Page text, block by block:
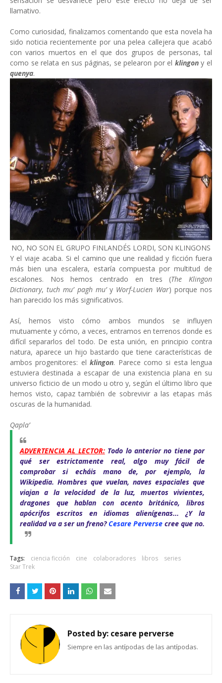
llamativo.
Como curiosidad, finalizamos comentando que esta novela ha
sido noticia recientemente por una pelea callejera que acabó
con varios muertos en el que dos grupos de personas, tal
como se relata en sus páginas, se pelearon por el klingon y el
quenya.
NO, NO SON EL GRUPO FINLANDÉS LORDI, SON KLINGONS
Y el viaje acaba. Si el camino que une realidad y ficción fuera
más bien una escalera, estaría compuesta por multitud de
escalones. Nos hemos centrado en tres (The Klingon
Dictionary,tuch mu’ pagh mu’y Worf-Lucien War) porque nos
han parecido los más significativos.
Así, hemos visto cómo ambos mundos se influyen
mutuamente y cómo, a veces, entramos en terrenos donde es
difícil separarlos del todo. De esta unión, en principio contra
natura, aparece un hijo bastardo que tiene características de
ambos progenitores: elklingon. Parece como si esta lengua
estuviera destinada a escapar de una existencia plana en su
universo ficticio de un modo u otro y, según el último libro que
hemos visto, capaz también de sobrevivir a las etapas más
oscuras de la humanidad.
Qapla’
ADVERTENCIA AL LECTOR: Todo lo anterior no tiene por
qué ser estrictamente real, algo muy fácil de
comprobar si echáis mano de, por ejemplo, la
Wikipedia. Hombres que vuelan, naves espaciales que
viajan a la velocidad de la luz, muertos vivientes,
dragones que hablan con acento británico, libros
apócrifos escritos en idiomas alienígenas... ¿Y la
realidad va a ser un freno?Cesare Perverse cree que no.
Tags: ciencia ficción cine colaboradores libros
series
Star Trek
Posted by: cesare perverse
Siempre en las antípodas de las antípodas.